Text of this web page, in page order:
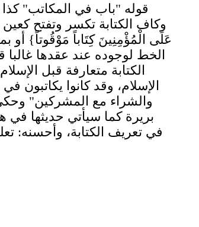
قوله "باب في المكاتب" كذا
وكاف الكتابة تكسر وتفتح
عَلَى الْمُؤْمِنِينَ كِتَاباً مَوْقُوتاً}
الخط لوجوده عند عقدها غالبا
الكتابة متعارفة قبل
الإسلام، وقد كانوا يكاتبون
والشراء مع المشركين"
بريرة كما سيأتي حديثها
في تعريف الكتابة، وأحسنه: